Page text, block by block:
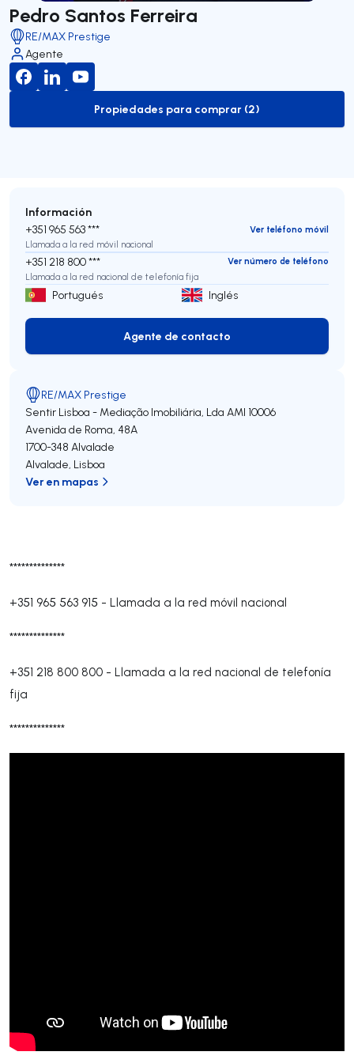
Pedro Santos Ferreira
RE/MAX Prestige
Agente
to-buy-listing
Propiedades para comprar (2)
**************
+351 965 563 915 - Llamada a la red móvil nacional
**************
+351 218 800 800 - Llamada a la red nacional de telefonía
fija
**************
Información
+351 965 563 ***
Ver teléfono móvil
Llamada a la red móvil nacional
+351 218 800 ***
Ver número de teléfono
Llamada a la red nacional de telefonía fija
Portugués Inglés
Agente de contacto
Agente de contacto
RE/MAX Prestige
Sentir Lisboa - Mediação Imobiliária, Lda AMI 10006
Avenida de Roma, 48A
1700-348 Alvalade
Alvalade, Lisboa
Ver en mapas